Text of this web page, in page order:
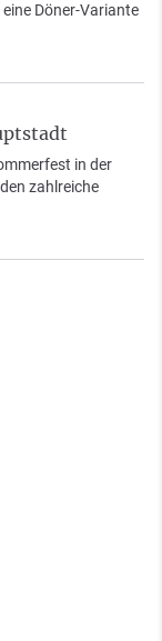
Döner-Variante
in der
zahlreiche